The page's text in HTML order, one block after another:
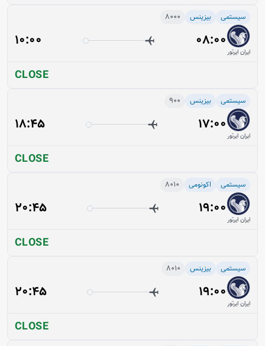
سیستمی بیزینس 8000
ایران ایرتور
08:00
10:00
CLOSE
سیستمی بیزینس 900
ایران ایرتور
17:00
18:45
CLOSE
سیستمی اکونومی 8010
ایران ایرتور
19:00
20:45
CLOSE
سیستمی بیزینس 8010
ایران ایرتور
19:00
20:45
CLOSE